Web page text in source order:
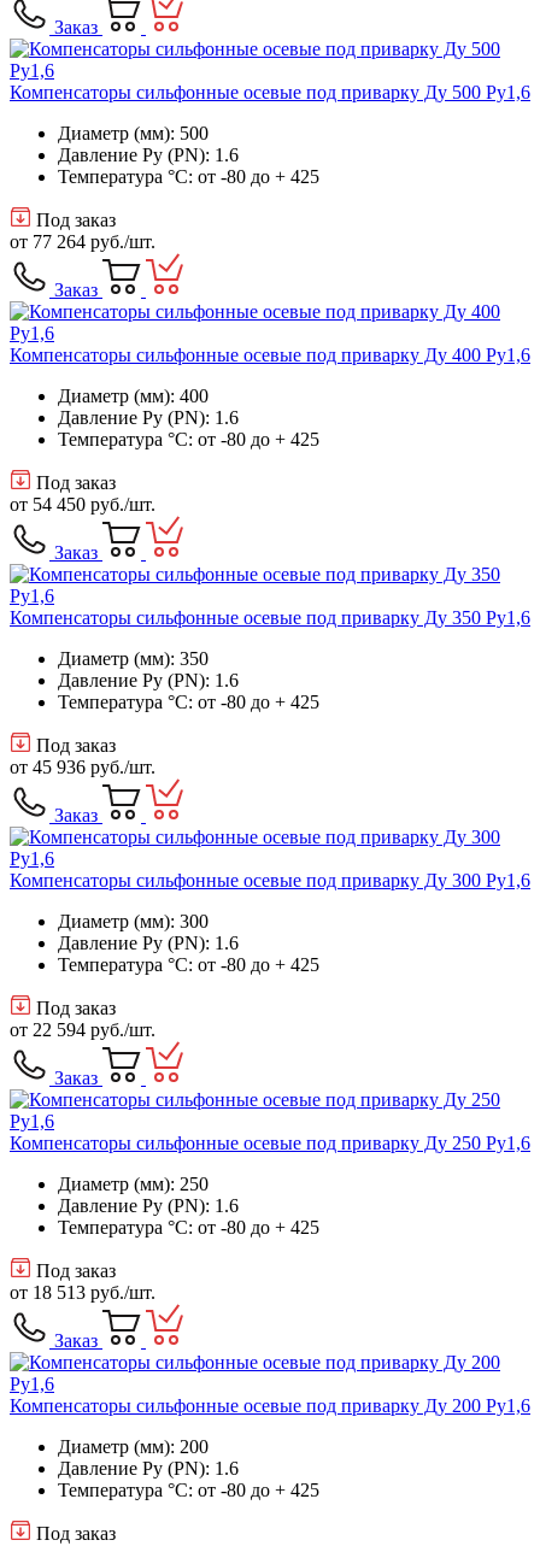
Заказ
Компенсаторы сильфонные осевые под приварку Ду 500 Ру1,6
Диаметр (мм): 500
Давление Ру (PN): 1.6
Температура °C: от -80 до + 425
Под заказ
от 77 264 руб./шт.
Заказ
Компенсаторы сильфонные осевые под приварку Ду 400 Ру1,6
Диаметр (мм): 400
Давление Ру (PN): 1.6
Температура °C: от -80 до + 425
Под заказ
от 54 450 руб./шт.
Заказ
Компенсаторы сильфонные осевые под приварку Ду 350 Ру1,6
Диаметр (мм): 350
Давление Ру (PN): 1.6
Температура °C: от -80 до + 425
Под заказ
от 45 936 руб./шт.
Заказ
Компенсаторы сильфонные осевые под приварку Ду 300 Ру1,6
Диаметр (мм): 300
Давление Ру (PN): 1.6
Температура °C: от -80 до + 425
Под заказ
от 22 594 руб./шт.
Заказ
Компенсаторы сильфонные осевые под приварку Ду 250 Ру1,6
Диаметр (мм): 250
Давление Ру (PN): 1.6
Температура °C: от -80 до + 425
Под заказ
от 18 513 руб./шт.
Заказ
Компенсаторы сильфонные осевые под приварку Ду 200 Ру1,6
Диаметр (мм): 200
Давление Ру (PN): 1.6
Температура °C: от -80 до + 425
Под заказ